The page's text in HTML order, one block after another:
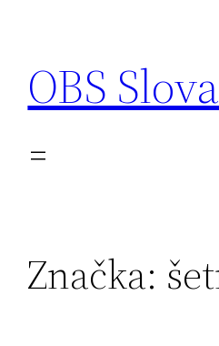
obsah
OBS
Značka: